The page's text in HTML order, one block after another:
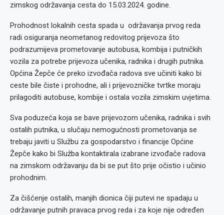
zimskog održavanja cesta do 15.03.2024. godine.
Prohodnost lokalnih cesta spada u održavanja prvog reda
radi osiguranja neometanog redovitog prijevoza što
podrazumijeva prometovanje autobusa, kombija i putničkih
vozila za potrebe prijevoza učenika, radnika i drugih putnika.
Općina Žepče će preko izvođača radova sve učiniti kako bi
ceste bile čiste i prohodne, ali i prijevozničke tvrtke moraju
prilagoditi autobuse, kombije i ostala vozila zimskim uvjetima.
Sva poduzeća koja se bave prijevozom učenika, radnika i svih
ostalih putnika, u slučaju nemogućnosti prometovanja se
trebaju javiti u Službu za gospodarstvo i financije Općine
Žepče kako bi Služba kontaktirala izabrane izvođače radova
na zimskom održavanju da bi se put što prije očistio i učinio
prohodnim.
Za čišćenje ostalih, manjih dionica čiji putevi ne spadaju u
održavanje putnih pravaca prvog reda i za koje nije određen